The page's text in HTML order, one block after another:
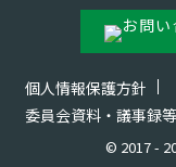
個人情報保護方針
委員会資料・議事録
© 2017 -